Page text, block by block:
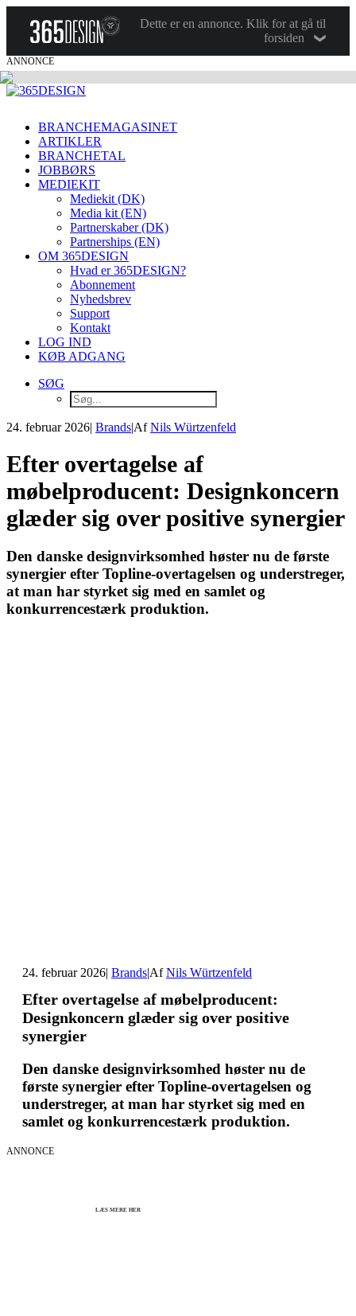
Dette er en annonce. Klik for at gå til
forsiden
ANNONCE
BRANCHEMAGASINET
ARTIKLER
BRANCHETAL
JOBBØRS
MEDIEKIT
Mediekit (DK)
Media kit (EN)
Partnerskaber (DK)
Partnerships (EN)
OM 365DESIGN
Hvad er 365DESIGN?
Abonnement
Nyhedsbrev
Support
Kontakt
LOG IND
KØB ADGANG
SØG
24. februar 2026| Brands|AfNils Würtzenfeld
Efter overtagelse af
møbelproducent: Designkoncern
glæder sig over positive synergier
Den danske designvirksomhed høster nu de første
synergier efter Topline-overtagelsen og understreger,
at man har styrket sig med en samlet og
konkurrencestærk produktion.
24. februar 2026| Brands|AfNils Würtzenfeld
Efter overtagelse af møbelproducent:
Designkoncern glæder sig over positive
synergier
Den danske designvirksomhed høster nu de
første synergier efter Topline-overtagelsen og
understreger, at man har styrket sig med en
samlet og konkurrencestærk produktion.
ANNONCE
LÆS MERE HER